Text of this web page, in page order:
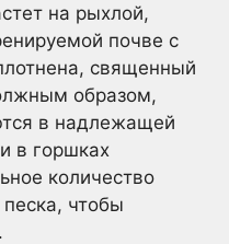
на рыхлой,
почве с
священный
образом,
в надлежащей
в горшках
количество
чтобы